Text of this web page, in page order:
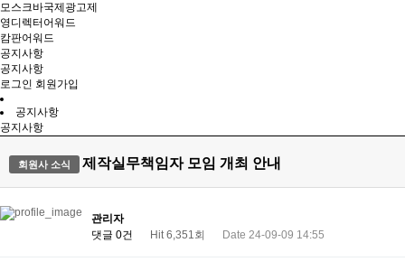
모스크바국제광고제
영디렉터어워드
캄판어워드
공지사항
공지사항
로그인 회원가입
공지사항
공지사항
회원사 소식 제작실무책임자 모임 개최 안내
관리자
댓글 0건
Hit 6,351회 Date 24-09-09 14:55